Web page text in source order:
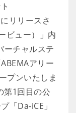
リリースさ
ビュー）」内
ーチャルステ
アリー
プンいたしま
第1回目の公
「Da-iCE」